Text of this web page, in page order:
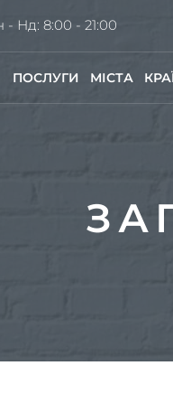
ПОСЛУГИ МІСТА
- Нд: 8:00 - 21:00